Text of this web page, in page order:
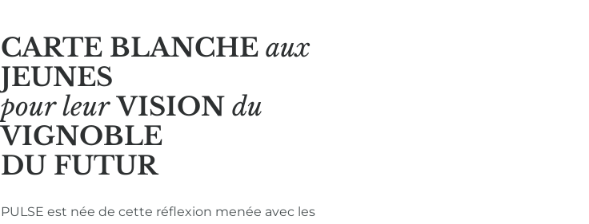
CARTE BLANCHE aux
JEUNES
pour leur VISIONdu
VIGNOBLE
DU FUTUR
PULSE est née de cette réflexion menée avec les